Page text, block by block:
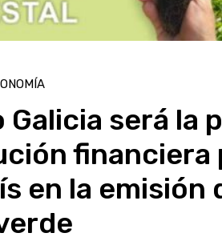
Galicia será la
financiera
en la emisión